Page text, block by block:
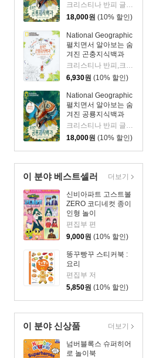
크리스티나 반피 글/로만 가르시아 모라 그림/정성재 역/내셔널지오그래픽 감수
18,000원 (10% 할인)
National Geographic
펼치면서 알아보는 숨
겨진 곤충지식백과
크리스티나 반피,크리스티나 페라보니 글/마르게리타 보린 그림/정성재 역/내셔널지오그래픽 감수
6,930원 (10% 할인)
National Geographic
펼치면서 알아보는 숨
겨진 공룡지식백과
크리스티나 반피 글/로만 가르시아 모라 그림/정성재 역/내셔널지오그래픽 감수
18,000원 (10% 할인)
이 분야 베스트셀러
신비아파트 고스트볼
ZERO 코디네컷 종이
인형 놀이
편집부 편
9,000원 (10% 할인)
똥꾸빵꾸 스티커북 :
요리
편집부 저
5,850원 (10% 할인)
더보기
이 분야 신상품
넘버블록스 슈퍼히어
로 놀이북
더보기